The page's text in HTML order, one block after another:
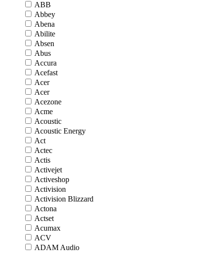
ABB
Abbey
Abena
Abilite
Absen
Abus
Accura
Acefast
Acer
Acer
Acezone
Acme
Acoustic
Acoustic Energy
Act
Actec
Actis
Activejet
Activeshop
Activision
Activision Blizzard
Actona
Actset
Acumax
ACV
ADAM Audio